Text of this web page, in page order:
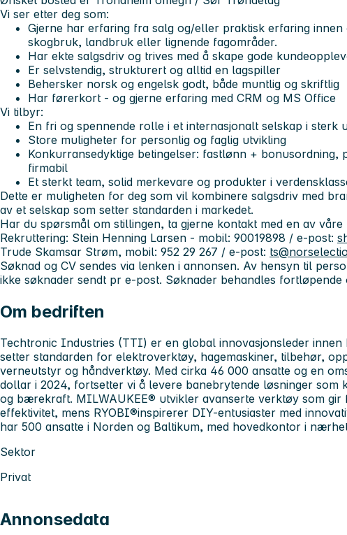
Vi ser etter deg som:
Gjerne har erfaring fra salg og/eller praktisk erfaring innen
skogbruk, landbruk eller lignende fagområder.
Har ekte salgsdriv og trives med å skape gode
Er selvstendig, strukturert og alltid en lagspiller
Behersker norsk og engelsk godt, både muntlig og skriftlig
Har førerkort - og gjerne erfaring med CRM og MS Office
Vi tilbyr:
En fri og spennende rolle i et internasjonalt selskap i sterk
Store muligheter for personlig og faglig utvikling
Konkurransedyktige betingelser: fastlønn + bonusordning,
firmabil
Et sterkt team, solid merkevare og produkter i
Dette er muligheten for deg som vil kombinere salgsdriv med
av et selskap som setter standarden i markedet.
Har du spørsmål om stillingen, ta gjerne kontakt med en av
Rekruttering: Stein Henning Larsen - mobil: 90019898 / e-post:
Trude Skamsar Strøm, mobil: 952 29 267 / e-post:
Søknad og CV sendes via lenken i annonsen. Av hensyn til
ikke søknader sendt pr e-post. Søknader behandles fortløpende
Om bedriften
Techtronic Industries (TTI) er en global innovasjonsleder innen
setter standarden for elektroverktøy, hagemaskiner, tilbehør,
verneutstyr og håndverktøy. Med cirka 46 000 ansatte og en
dollar i 2024, fortsetter vi å levere banebrytende løsninger som
og bærekraft. MILWAUKEE® utvikler avanserte verktøy som gir
effektivitet, mens RYOBI®inspirerer DIY-entusiaster med
har 500 ansatte i Norden og Baltikum, med hovedkontor i
Sektor
Privat
Annonsedata